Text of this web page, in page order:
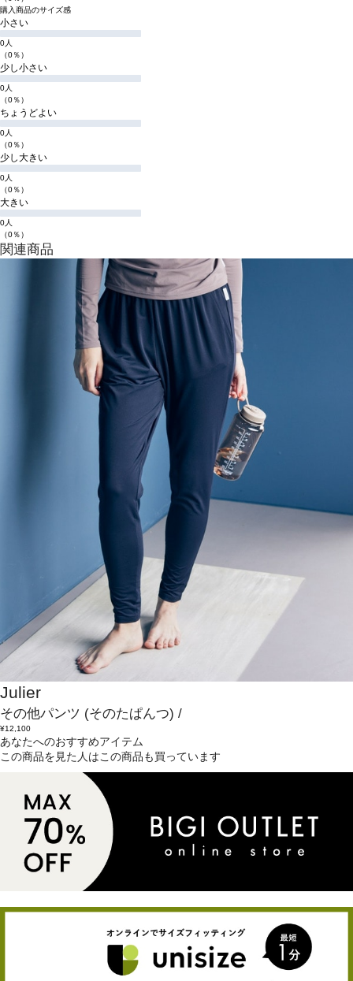
購入商品のサイズ感
小さい
0人
（0％）
少し小さい
0人
（0％）
ちょうどよい
0人
（0％）
少し大きい
0人
（0％）
大きい
0人
（0％）
関連商品
Julier
その他パンツ (そのたぱんつ) /
¥12,100
あなたへのおすすめアイテム
この商品を見た人はこの商品も買っています